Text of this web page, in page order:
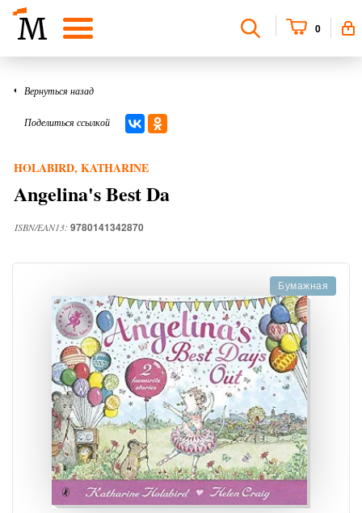
0
Вернуться назад
Поделиться ссылкой
HOLABIRD, KATHARINE
Angelina's Best Da
ISBN/EAN13: 9780141342870
Бумажная